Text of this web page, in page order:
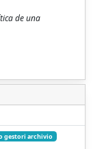
de una
gestori archivio